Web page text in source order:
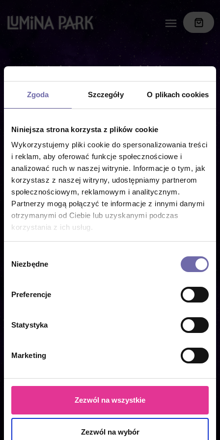
Zgoda Szczegóły O plikach cookies
Niniejsza strona korzysta z plików cookie
Wykorzystujemy pliki cookie do spersonalizowania treści
i reklam, aby oferować funkcje społecznościowe i
analizować ruch w naszej witrynie. Informacje o tym, jak
korzystasz z naszej witryny, udostępniamy partnerom
społecznościowym, reklamowym i analitycznym.
Partnerzy mogą połączyć te informacje z innymi danymi
otrzymanymi od Ciebie lub uzyskanymi podczas
korzystania z ich usług.
zgody
Niezbędne
Preferencje
Statystyka
Marketing
Zezwól na wszystkie
Zezwól na wybór
Wybierz rodzaj biletu
Kup Bilet
BiałystokŁódź